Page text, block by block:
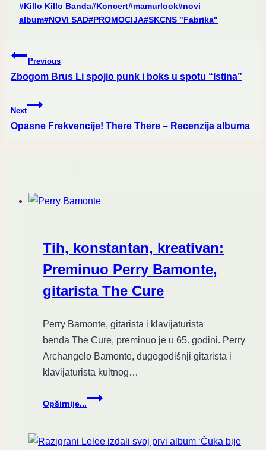
Post
Tags:
#Killo Killo Banda#Koncert#mamurlook#novi
album#NOVI SAD#PROMOCIJA#SKCNS "Fabrika"
Post
navigation
Previous
Zbogom Brus Li spojio punk i boks u spotu “Istina”
Next
Opasne Frekvencije! There There – Recenzija albuma
Tih, konstantan, kreativan:
Preminuo Perry Bamonte,
gitarista The Cure
Perry Bamonte, gitarista i klavijaturista
benda The Cure, preminuo je u 65. godini. Perry
Archangelo Bamonte, dugogodišnji gitarista i
klavijaturista kultnog…
Opširnije...
Tih,
konstantan,
Preminuo